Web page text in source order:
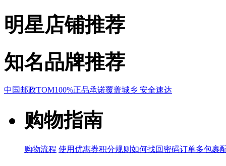
明星店铺推荐
知名品牌推荐
中国邮政TOM100%正品承诺覆盖城乡 安全速达
购物指南
购物流程 使用优惠券积分规则 如何找回密码订单多包裹